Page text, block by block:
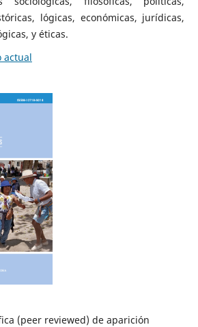
lógicas, económicas, jurídicas,
y éticas.
actual
(peer reviewed) de aparición